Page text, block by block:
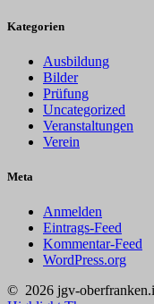
Kategorien
Ausbildung
Bilder
Prüfung
Uncategorized
Veranstaltungen
Verein
Meta
Anmelden
Eintrags-Feed
Kommentar-Feed
WordPress.org
© 2026 jgv-